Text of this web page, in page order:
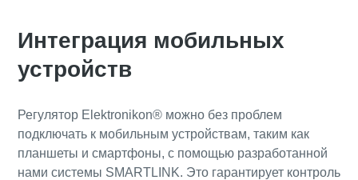
Интеграция мобильных
устройств
Регулятор Elektronikon® можно без проблем
подключать к мобильным устройствам, таким как
планшеты и смартфоны, с помощью разработанной
нами системы SMARTLINK. Это гарантирует контроль